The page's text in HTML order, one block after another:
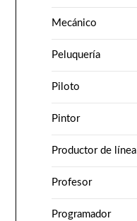
Mecánico
Peluquería
Piloto
Pintor
Productor de línea
Profesor
Programador